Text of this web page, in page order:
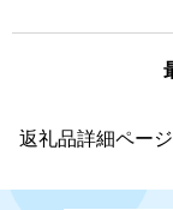
返礼品詳細ペー